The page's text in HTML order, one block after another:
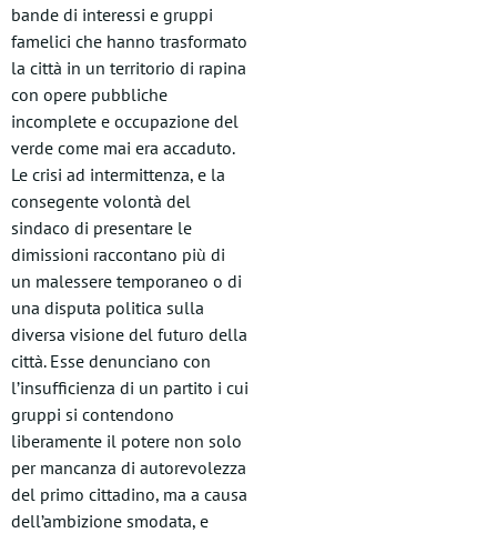
bande di interessi e gruppi
famelici che hanno trasformato
la città in un territorio di rapina
con opere pubbliche
incomplete e occupazione del
verde come mai era accaduto.
Le crisi ad intermittenza, e la
consegente volontà del
sindaco di presentare le
dimissioni raccontano più di
un malessere temporaneo o di
una disputa politica sulla
diversa visione del futuro della
città. Esse denunciano con
l’insufficienza di un partito i cui
gruppi si contendono
liberamente il potere non solo
per mancanza di autorevolezza
del primo cittadino, ma a causa
dell’ambizione smodata, e